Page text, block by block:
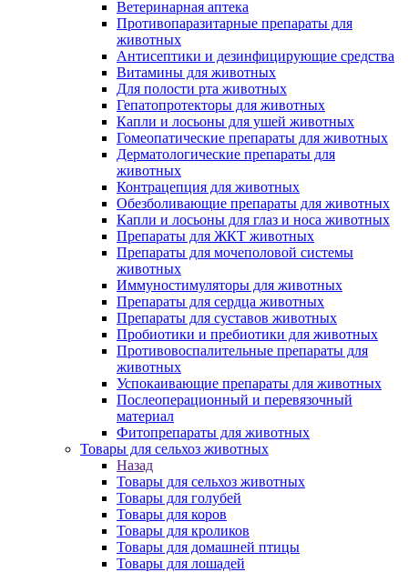
Ветеринарная аптека
Противопаразитарные препараты для
животных
Антисептики и дезинфицирующие средства
Витамины для животных
Для полости рта животных
Гепатопротекторы для животных
Капли и лосьоны для ушей животных
Гомеопатические препараты для животных
Дерматологические препараты для
животных
Контрацепция для животных
Обезболивающие препараты для животных
Капли и лосьоны для глаз и носа животных
Препараты для ЖКТ животных
Препараты для мочеполовой системы
животных
Иммуностимуляторы для животных
Препараты для сердца животных
Препараты для суставов животных
Пробиотики и пребиотики для животных
Противовоспалительные препараты для
животных
Успокаивающие препараты для животных
Послеоперационный и перевязочный
материал
Фитопрепараты для животных
Товары для сельхоз животных
Назад
Товары для сельхоз животных
Товары для голубей
Товары для коров
Товары для кроликов
Товары для домашней птицы
Товары для лошадей